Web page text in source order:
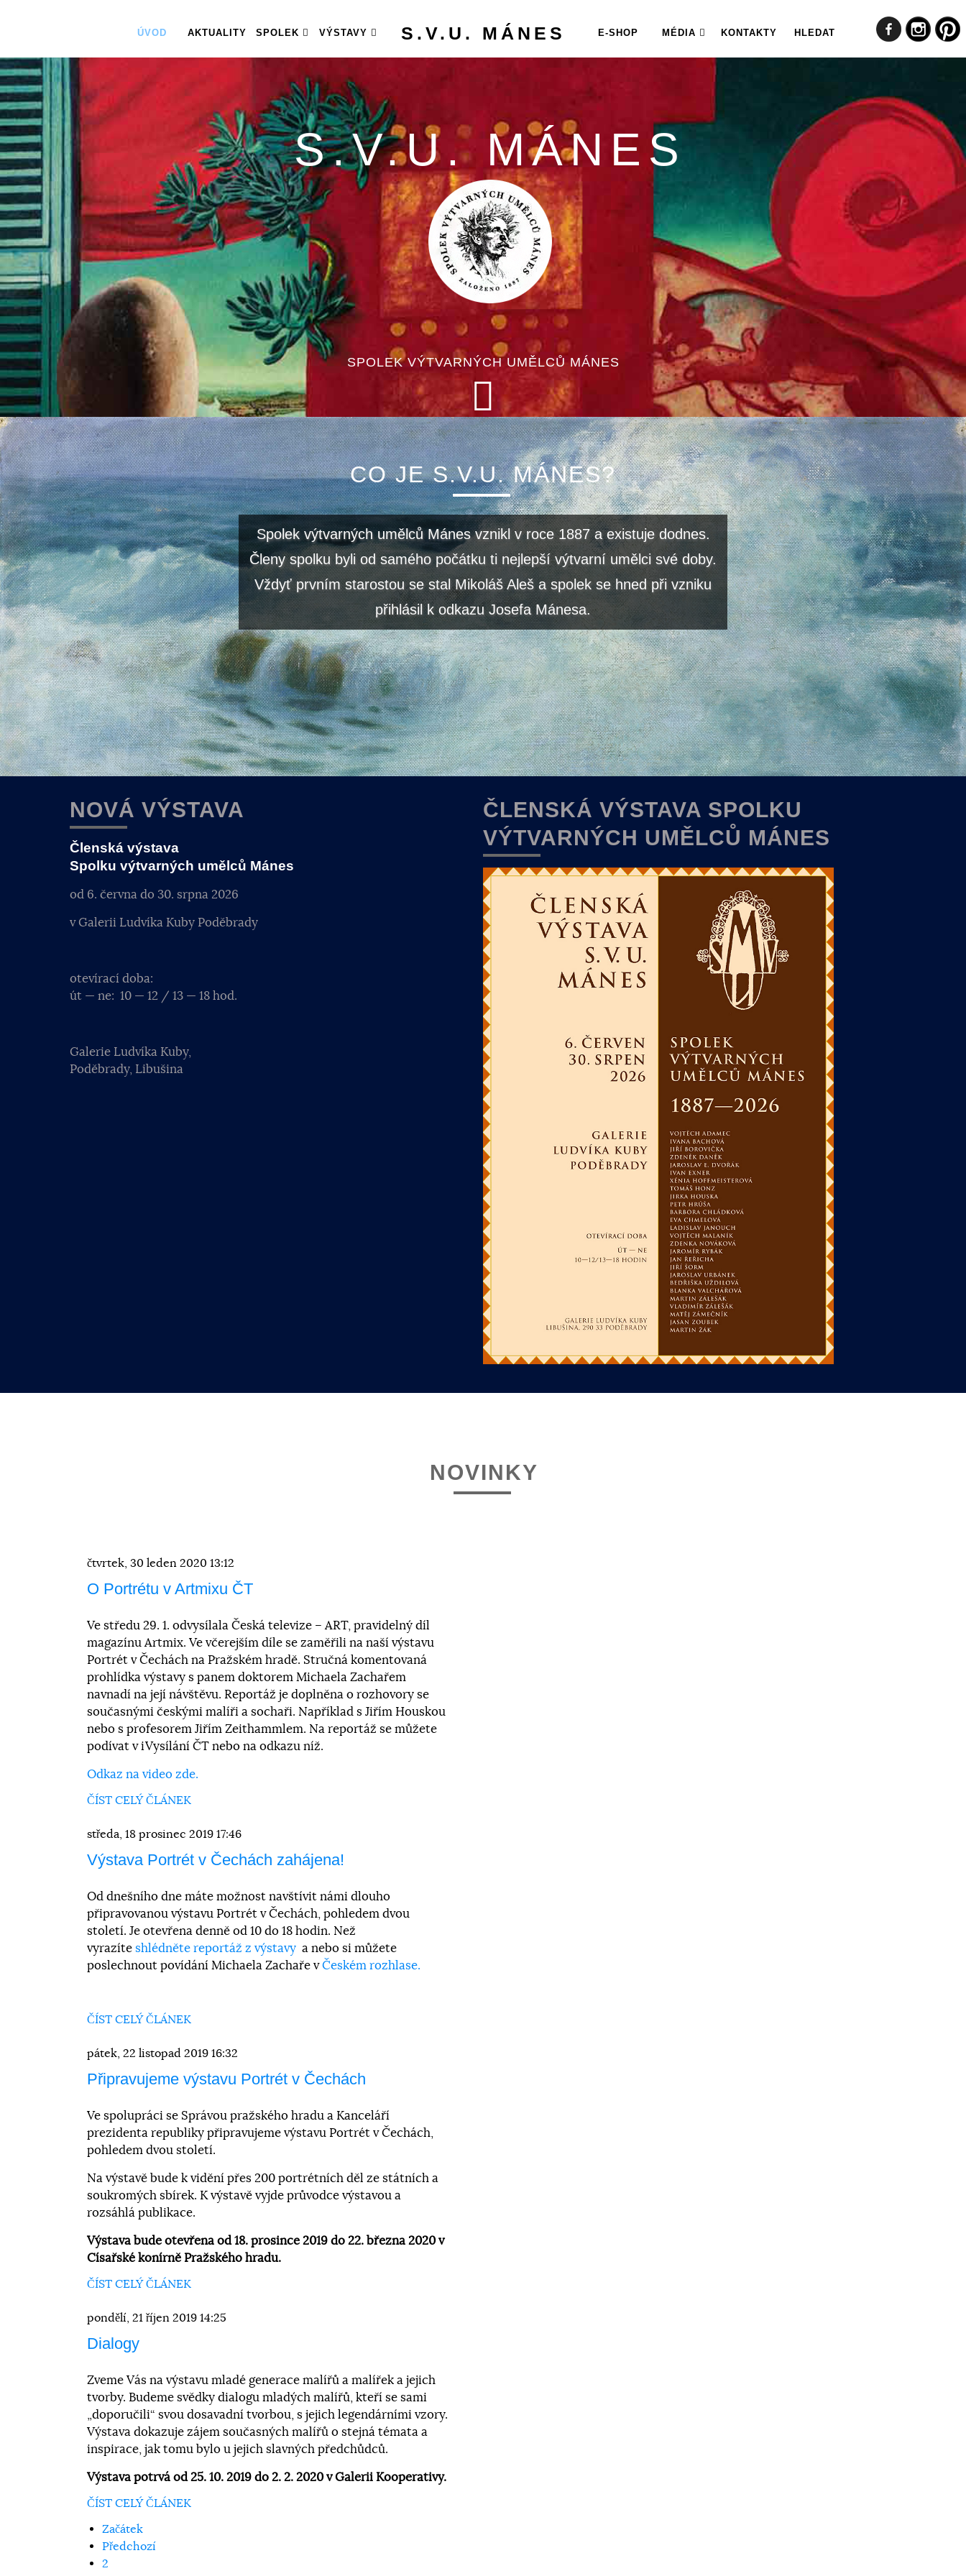
ÚVOD AKTUALITY SPOLEK VÝSTAVY S.V.U. MÁNES E-SHOP MÉDIA KONTAKTY HLEDAT
S.V.U. MÁNES
SPOLEK VÝTVARNÝCH UMĚLCŮ MÁNES
CO JE S.V.U. MÁNES?
Spolek výtvarných umělců Mánes vznikl v roce 1887 a existuje dodnes.
Členy spolku byli od samého počátku ti nejlepší výtvarní umělci své doby.
Vždyť prvním starostou se stal Mikoláš Aleš a spolek se hned při vzniku
přihlásil k odkazu Josefa Mánesa.
NOVÁ VÝSTAVA
Členská výstava
Spolku výtvarných umělců Mánes
od 6. června do 30. srpna 2026
v Galerii Ludvíka Kuby Poděbrady
otevírací doba:
út — ne: 10 — 12 / 13 — 18 hod.
Galerie Ludvíka Kuby,
Poděbrady, Libušina
ČLENSKÁ VÝSTAVA SPOLKU
VÝTVARNÝCH UMĚLCŮ MÁNES
NOVINKY
čtvrtek, 30 leden 2020 13:12
O Portrétu v Artmixu ČT
Ve středu 29. 1. odvysílala Česká televize – ART, pravidelný díl
magazínu Artmix. Ve včerejším díle se zaměřili na naší výstavu
Portrét v Čechách na Pražském hradě. Stručná komentovaná
prohlídka výstavy s panem doktorem Michaela Zachařem
navnadí na její návštěvu. Reportáž je doplněna o rozhovory se
současnými českými malíři a sochaři. Například s Jiřím Houskou
nebo s profesorem Jiřím Zeithammlem. Na reportáž se můžete
podívat v iVysílání ČT nebo na odkazu níž.
Odkaz na video zde.
ČÍST CELÝ ČLÁNEK
středa, 18 prosinec 2019 17:46
Výstava Portrét v Čechách zahájena!
Od dnešního dne máte možnost navštívit námi dlouho
připravovanou výstavu Portrét v Čechách, pohledem dvou
století. Je otevřena denně od 10 do 18 hodin. Než
vyrazíte shlédněte reportáž z výstavy a nebo si můžete
poslechnout povídání Michaela Zachaře vČeském rozhlase.
ČÍST CELÝ ČLÁNEK
pátek, 22 listopad 2019 16:32
Připravujeme výstavu Portrét v Čechách
Ve spolupráci se Správou pražského hradu a Kanceláří
prezidenta republiky připravujeme výstavu Portrét v Čechách,
pohledem dvou století.
Na výstavě bude k vidění přes 200 portrétních děl ze státních a
soukromých sbírek. K výstavě vyjde průvodce výstavou a
rozsáhlá publikace.
Výstava bude otevřena od 18. prosince 2019 do 22. března 2020 v
Císařské konírně Pražského hradu.
ČÍST CELÝ ČLÁNEK
pondělí, 21 říjen 2019 14:25
Dialogy
Zveme Vás na výstavu mladé generace malířů a malířek a jejich
tvorby. Budeme svědky dialogu mladých malířů, kteří se sami
„doporučili“ svou dosavadní tvorbou, s jejich legendárními vzory.
Výstava dokazuje zájem současných malířů o stejná témata a
inspirace, jak tomu bylo u jejich slavných předchůdců.
Výstava potrvá od 25. 10. 2019 do 2. 2. 2020 v Galerii Kooperativy.
ČÍST CELÝ ČLÁNEK
Začátek
Předchozí
2